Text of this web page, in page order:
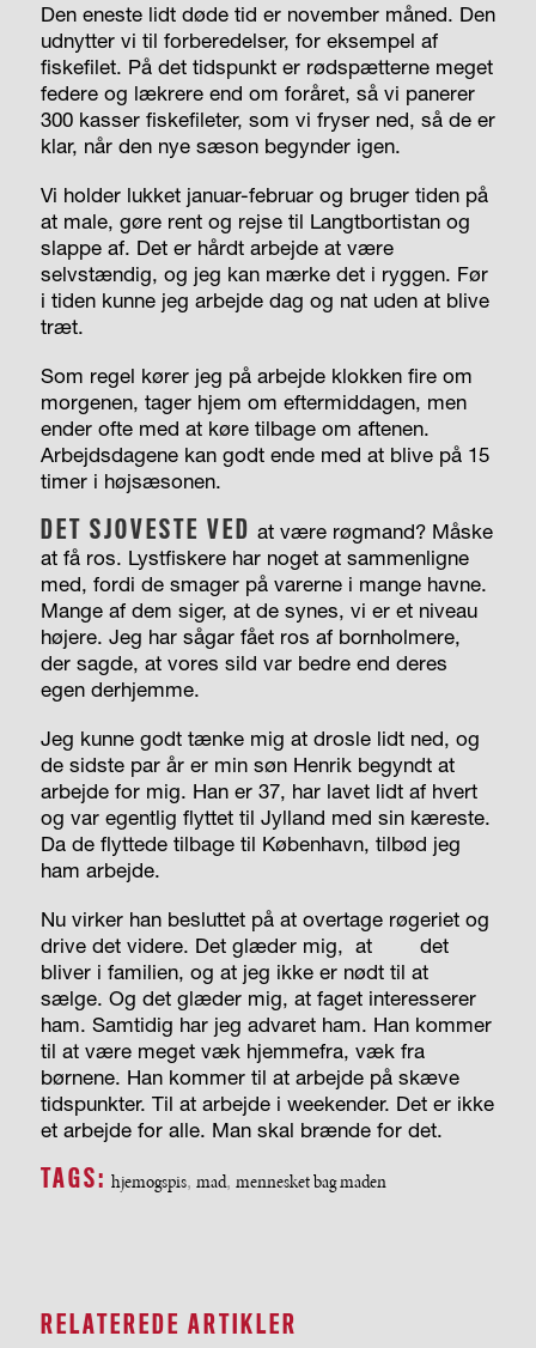
Den eneste lidt døde tid er november måned. Den
udnytter vi til forberedelser, for eksempel af
fiskefilet. På det tidspunkt er rødspætterne meget
federe og lækrere end om foråret, så vi panerer
300 kasser fiskefileter, som vi fryser ned, så de er
klar, når den nye sæson begynder igen.
Vi holder lukket januar-februar og bruger tiden på
at male, gøre rent og rejse til Langtbortistan og
slappe af. Det er hårdt arbejde at være
selvstændig, og jeg kan mærke det i ryggen. Før
i tiden kunne jeg arbejde dag og nat uden at blive
træt.
Som regel kører jeg på arbejde klokken fire om
morgenen, tager hjem om eftermiddagen, men
ender ofte med at køre tilbage om aftenen.
Arbejdsdagene kan godt ende med at blive på 15
timer i højsæsonen.
DET SJOVESTE VED at være røgmand? Måske
at få ros. Lystfiskere har noget at sammenligne
med, fordi de smager på varerne i mange havne.
Mange af dem siger, at de synes, vi er et niveau
højere. Jeg har sågar fået ros af bornholmere,
der sagde, at vores sild var bedre end deres
egen derhjemme.
Jeg kunne godt tænke mig at drosle lidt ned, og
de sidste par år er min søn Henrik begyndt at
arbejde for mig. Han er 37, har lavet lidt af hvert
og var egentlig flyttet til Jylland med sin kæreste.
Da de flyttede tilbage til København, tilbød jeg
ham arbejde.
Nu virker han besluttet på at overtage røgeriet og
drive det videre. Det glæder mig, at
det
bliver i familien, og at jeg ikke er nødt til at
sælge. Og det glæder mig, at faget interesserer
ham. Samtidig har jeg advaret ham. Han kommer
til at være meget væk hjemmefra, væk fra
børnene. Han kommer til at arbejde på skæve
tidspunkter. Til at arbejde i weekender. Det er ikke
et arbejde for alle. Man skal brænde for det.
TAGS: hjemogspis, mad, mennesket bag maden
RELATEREDE ARTIKLER